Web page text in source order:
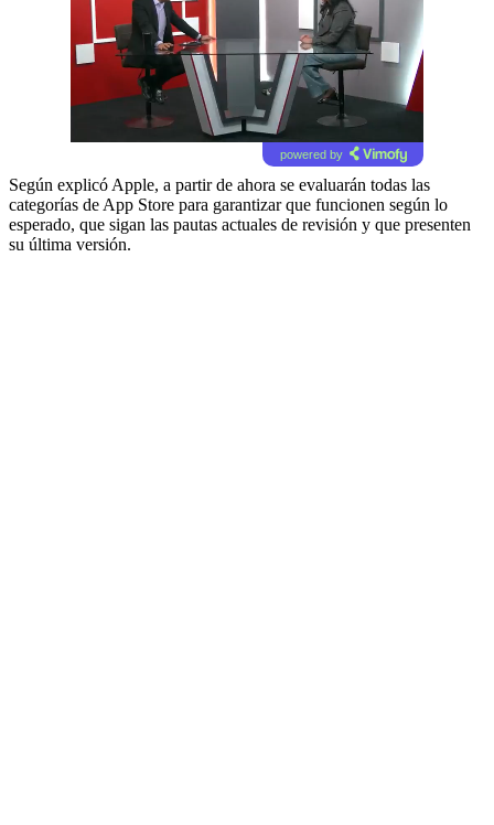
powered by
Según explicó Apple, a partir de ahora se evaluarán todas las
categorías de App Store para garantizar que funcionen según lo
esperado, que sigan las pautas actuales de revisión y que presenten
su última versión.